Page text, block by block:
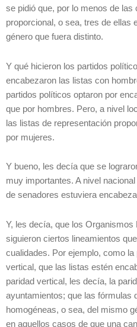
se pidió que, por lo menos de
proporcional, o sea, tres de ellas
género que fuera distinto.
Y qué hicieron los partidos
encabezaron las listas con
partidos políticos optaron por
que por hombres. Pero, a nivel
las listas de representación
por mujeres.
Y bueno, les decía que se
muy importantes. A nivel
de senadores estuviera
Y, les decía, que los
siguieron ciertos lineamientos
cualidades. Por ejemplo, como la
vertical, que las listas estén
paridad vertical, les decía, la
ayuntamientos; que las fórmulas
homogéneas, o sea, del mismo
en aquellos casos de que una